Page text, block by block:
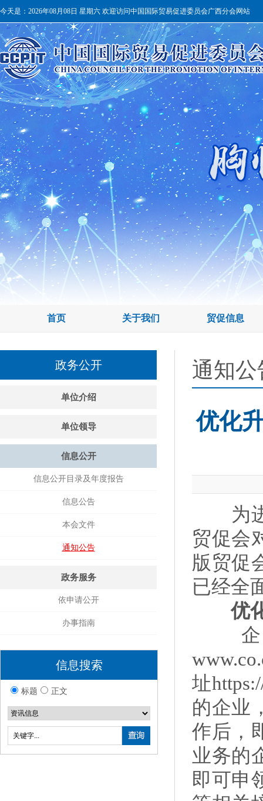
今天是： 2026年08月08日 星期六 欢迎访问中国国际贸易促进委员会广西分会网站
首页 关于我们 贸促信息
政务公开
单位介绍
单位领导
信息公开
信息公开目录及年度报告
信息公告
本会文件
通知公告
政务服务
依申请公开
办事指南
信息搜索
标题 正文
通知公
优化
为进
贸促会
版贸促
已经全
优化
企业
址
的企业
作后，
业务的
即可申